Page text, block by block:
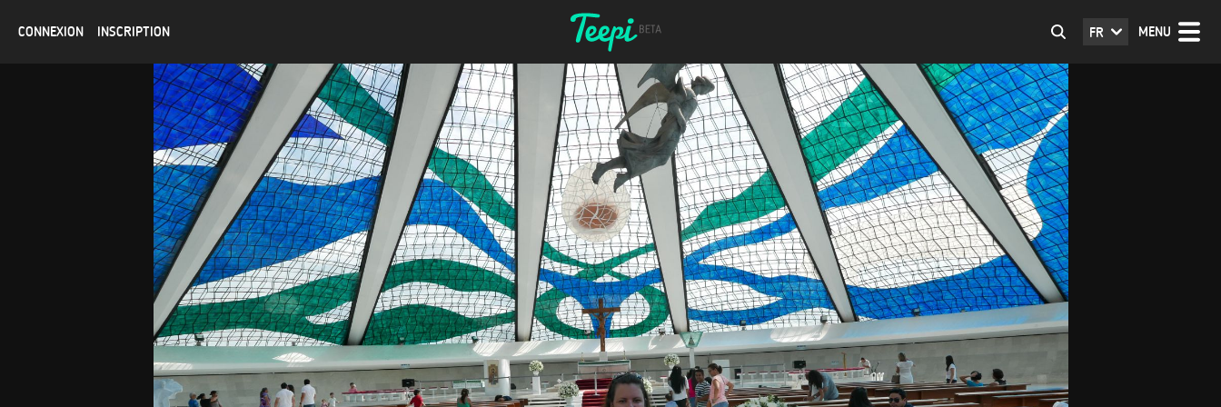
CONNEXION INSCRIPTION MENU
FR